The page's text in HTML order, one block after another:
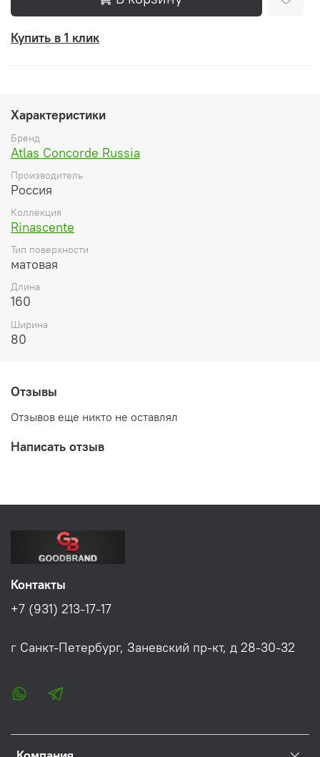
Купить в 1 клик
Характеристики
Бренд
Atlas Concorde Russia
Производитель
Россия
Коллекция
Rinascente
Тип поверхности
матовая
Длина
160
Ширина
80
Отзывы
Отзывов еще никто не оставлял
Написать отзыв
Контакты
+7 (931) 213-17-17
г Санкт-Петербург, Заневский пр-кт, д 28-30-32